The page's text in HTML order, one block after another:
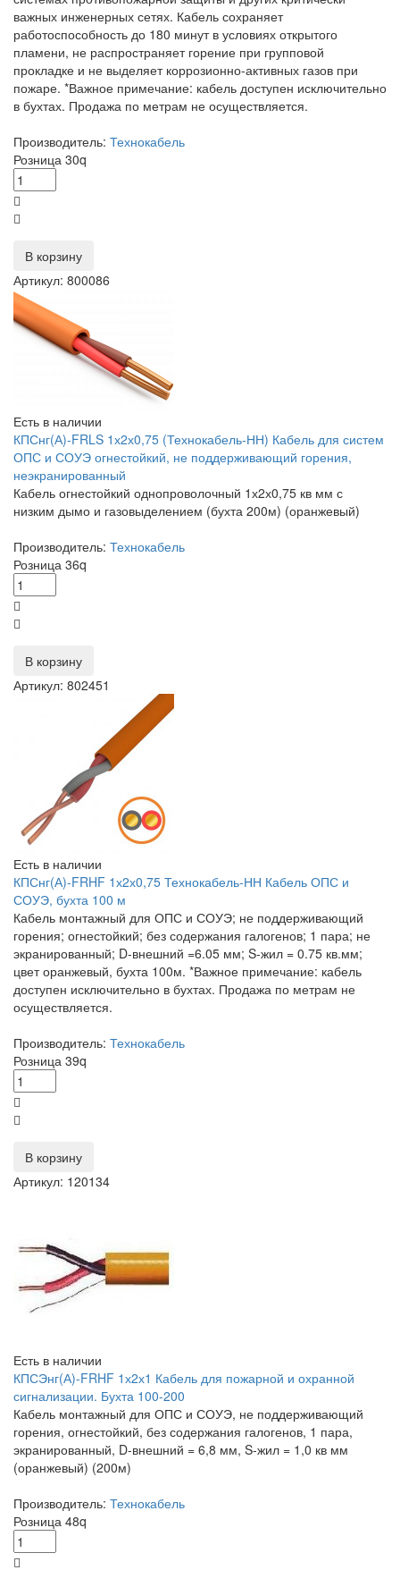
важных инженерных сетях. Кабель сохраняет
работоспособность до 180 минут в условиях открытого
пламени, не распространяет горение при групповой
прокладке и не выделяет коррозионно‑активных газов при
пожаре. *Важное примечание: кабель доступен исключительно
в бухтах. Продажа по метрам не осуществляется.
Производитель: Технокабель
Розница 30q
В корзину
Артикул: 800086
Есть в наличии
КПСнг(А)-FRLS 1х2х0,75 (Технокабель-НН) Кабель для систем
ОПС и СОУЭ огнестойкий, не поддерживающий горения,
неэкранированный
Кабель огнестойкий однопроволочный 1х2х0,75 кв мм с
низким дымо и газовыделением (бухта 200м) (оранжевый)
Производитель: Технокабель
Розница 36q
В корзину
Артикул: 802451
Есть в наличии
КПСнг(А)-FRHF 1х2х0,75 Технокабель-НН Кабель ОПС и
СОУЭ, бухта 100 м
Кабель монтажный для ОПС и СОУЭ; не поддерживающий
горения; огнестойкий; без содержания галогенов; 1 пара; не
экранированный; D-внешний =6.05 мм; S-жил = 0.75 кв.мм;
цвет оранжевый, бухта 100м. *Важное примечание: кабель
доступен исключительно в бухтах. Продажа по метрам не
осуществляется.
Производитель: Технокабель
Розница 39q
В корзину
Артикул: 120134
Есть в наличии
КПСЭнг(А)-FRHF 1х2х1 Кабель для пожарной и охранной
сигнализации. Бухта 100-200
Кабель монтажный для ОПС и СОУЭ, не поддерживающий
горения, огнестойкий, без содержания галогенов, 1 пара,
экранированный, D-внешний = 6,8 мм, S-жил = 1,0 кв мм
(оранжевый) (200м)
Производитель: Технокабель
Розница 48q